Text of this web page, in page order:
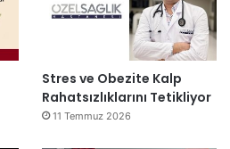
Stres ve Obezite Kalp
Rahatsızlıklarını Tetikliyor
11 Temmuz 2026